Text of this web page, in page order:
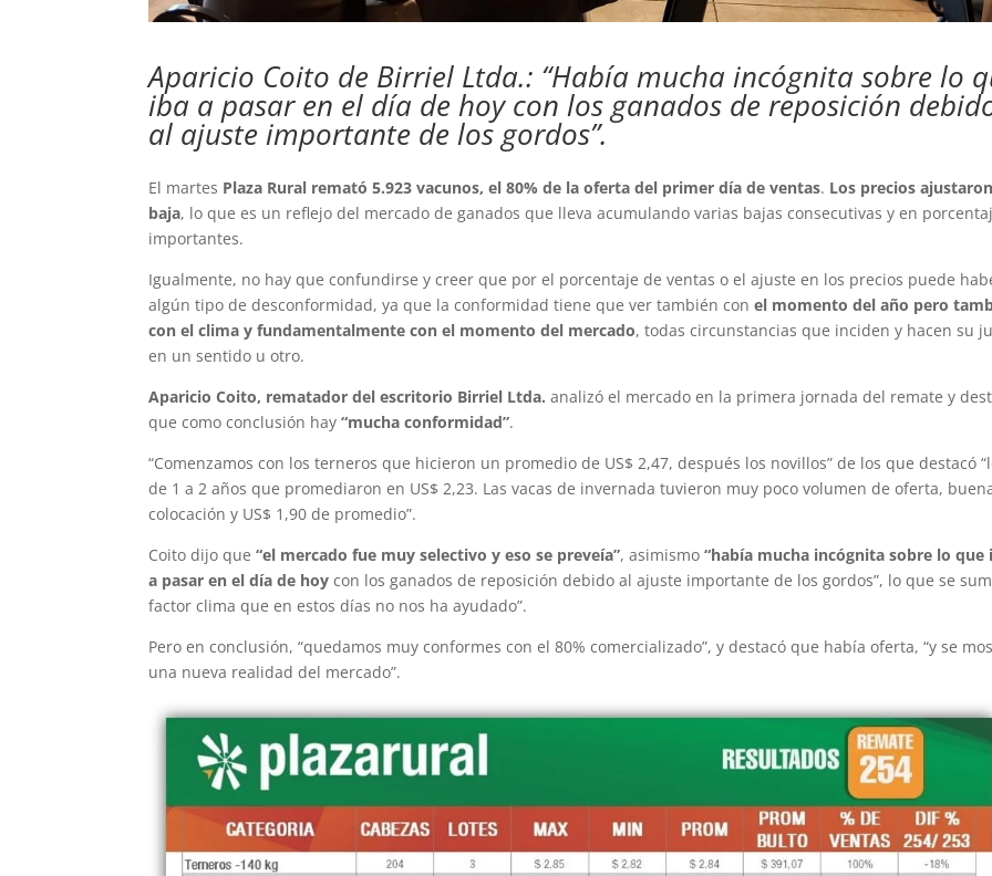
Aparicio Coito de Birriel Ltda.: “Había mucha incógnita sobre lo
iba a pasar en el día de hoy con los ganados de reposición
al ajuste importante de los gordos”.
El martes Plaza Rural remató 5.923 vacunos, el 80% de la oferta del primer día de ventas. Los precios
baja, lo que es un reflejo del mercado de ganados que lleva acumulando varias bajas consecutivas y en
importantes.
Igualmente, no hay que confundirse y creer que por el porcentaje de ventas o el ajuste en los precios puede
algún tipo de desconformidad, ya que la conformidad tiene que ver también conel momento del año pero
con el clima y fundamentalmente con el momento del mercado, todas circunstancias que inciden y hacen su
en un sentido u otro.
Aparicio Coito, rematador del escritorio Birriel Ltda. analizó el mercado en la primera jornada del remate y
que como conclusión hay“mucha conformidad”.
“Comenzamos con los terneros que hicieron un promedio de US$ 2,47, después los novillos” de los que destacó
de 1 a 2 años que promediaron en US$ 2,23. Las vacas de invernada tuvieron muy poco volumen de oferta,
colocación y US$ 1,90 de promedio”.
Coito dijo que“el mercado fue muy selectivo y eso se preveía”, asimismo“había mucha incógnita sobre lo que
a pasar en el día de hoy con los ganados de reposición debido al ajuste importante de los gordos”, lo que se
factor clima que en estos días no nos ha ayudado”.
Pero en conclusión, “quedamos muy conformes con el 80% comercializado”, y destacó que había oferta, “y se
una nueva realidad del mercado”.